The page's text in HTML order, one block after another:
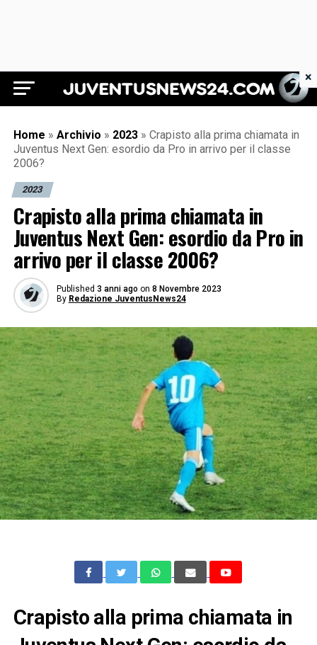
Juventus News 24
Home » Archivio » 2023 » Crapisto alla prima chiamata in
Juventus Next Gen: esordio da Pro in arrivo per il classe
2006?
2023
Crapisto alla prima chiamata in
Juventus Next Gen: esordio da Pro in
arrivo per il classe 2006?
Published 3 anni ago on 8 Novembre 2023
By Redazione JuventusNews24
Crapisto alla prima chiamata in
×